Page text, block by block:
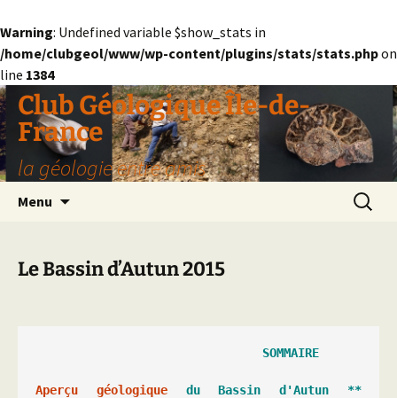
Warning: Undefined variable $show_stats in
/home/clubgeol/www/wp-content/plugins/stats/stats.phpon
line 1384
Aller
au
contenu
Club Géologique Île-de-
France
la géologie entre amis
Menu
Le Bassin d’Autun 2015
Aperçu géologique